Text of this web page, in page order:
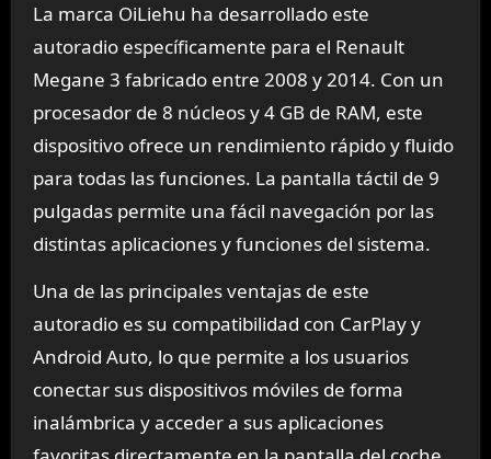
La marca OiLiehu ha desarrollado este
autoradio específicamente para el Renault
Megane 3 fabricado entre 2008 y 2014. Con un
procesador de 8 núcleos y 4 GB de RAM, este
dispositivo ofrece un rendimiento rápido y fluido
para todas las funciones. La pantalla táctil de 9
pulgadas permite una fácil navegación por las
distintas aplicaciones y funciones del sistema.
Una de las principales ventajas de este
autoradio es su compatibilidad con CarPlay y
Android Auto, lo que permite a los usuarios
conectar sus dispositivos móviles de forma
inalámbrica y acceder a sus aplicaciones